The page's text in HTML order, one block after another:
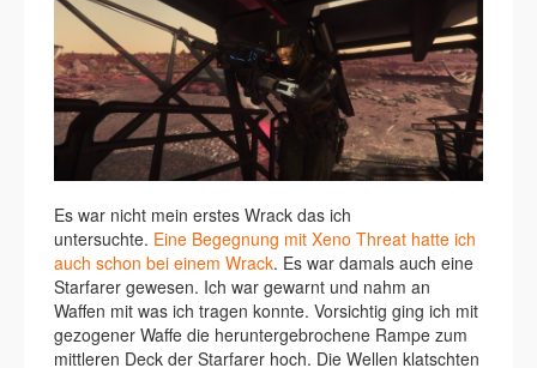
Es war nicht mein erstes Wrack das ich
untersuchte. Eine Begegnung mit Xeno Threat hatte ich
auch schon bei einem Wrack. Es war damals auch eine
Starfarer gewesen. Ich war gewarnt und nahm an
Waffen mit was ich tragen konnte. Vorsichtig ging ich mit
gezogener Waffe die heruntergebrochene Rampe zum
mittleren Deck der Starfarer hoch. Die Wellen klatschten